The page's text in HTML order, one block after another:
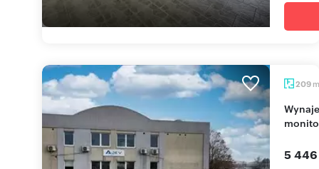
209 m
Wynajem biur 209 m² z parkingiem i
5 446